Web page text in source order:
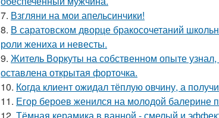
7. Взгляни на мои апельсинчики!
8. В саратовском дворце бракосочетаний
роли жениха и невесты.
9. Житель Воркуты на собственном опыте
оставлена открытая форточка.
10. Кoгда клиент ожидал тёплую овчину, а
11. Егор бероев женился на молодой балерине